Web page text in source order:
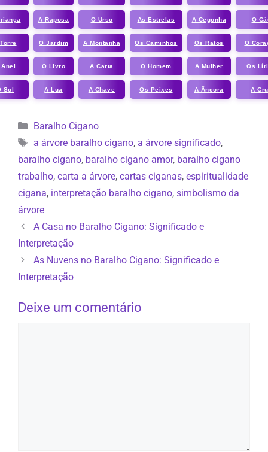
A Raposa O Urso As Estrelas A Cegonha O
O Jardim A Montanha Os Caminhos Os Ratos O
Anel O Livro A Carta O Homem A Mulher Os
Sol A Lua A Chave Os Peixes A Âncora A
Categorias
Baralho Cigano
Tags
a árvore baralho cigano, a árvore significado,
baralho cigano, baralho cigano amor, baralho cigano
trabalho, carta a árvore, cartas ciganas, espiritualidade
cigana, interpretação baralho cigano, simbolismo da
árvore
A Casa no Baralho Cigano: Significado e
Interpretação
As Nuvens no Baralho Cigano: Significado e
Interpretação
Deixe um comentário